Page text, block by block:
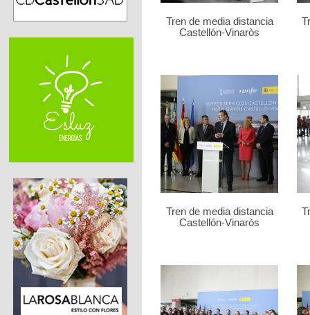
Tren de media distancia
Castellón-Vinaròs
Tren de media distancia
Castellón-Vinaròs